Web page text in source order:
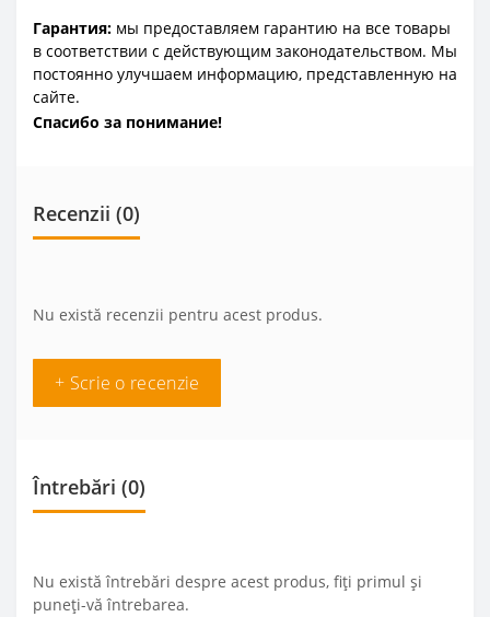
Гарантия: мы предоставляем гарантию на все товары
в соответствии с действующим законодательством. Мы
постоянно улучшаем информацию, представленную на
сайте.
Спасибо за понимание!
Recenzii (0)
Nu există recenzii pentru acest produs.
+ Scrie o recenzie
Întrebări (0)
Nu există întrebări despre acest produs, fiți primul și
puneți-vă întrebarea.